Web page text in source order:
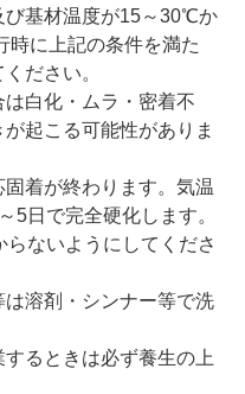
び基材温度が15～30℃か
時に上記の条件を満た
ださい。
白化・ムラ・密着不
起こる可能性がありま
着が終わります。気温
5日で完全硬化します。
ないようにしてくださ
溶剤・シンナー等で洗
るときは必ず養生の上